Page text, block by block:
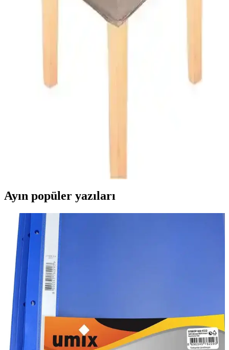
İki Faiend sandalye kılıfını detaylı karşılaştırıyoruz. Estetik,
dayanıklılık ve kullanım kolaylığı açısından farkları ve kullanıcı
İki sandalye kılıfı ürününü malzeme, esneklik, boyut uyumu ve
Ayın popüler yazıları